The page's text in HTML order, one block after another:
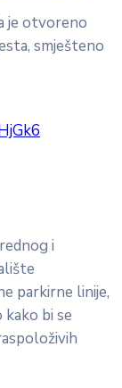
je otvoreno
smješteno
i
parkirne linije,
bi se